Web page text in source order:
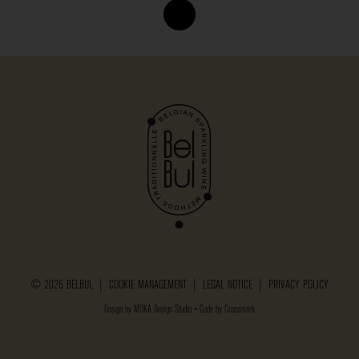
© 2026 BELBUL | COOKIE MANAGEMENT LEGAL NOTICE PRIVACY POLICY
Design by MOKA Design Studio • Code by Crossmark